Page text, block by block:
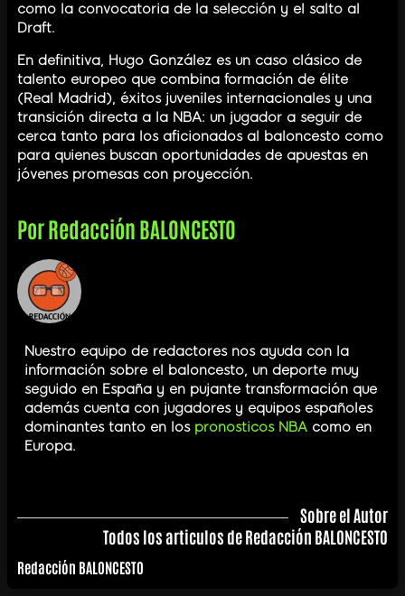
como la convocatoria de la selección y el salto al
Draft.
En definitiva, Hugo González es un caso clásico de
talento europeo que combina formación de élite
(Real Madrid), éxitos juveniles internacionales y una
transición directa a la NBA: un jugador a seguir de
cerca tanto para los aficionados al baloncesto como
para quienes buscan oportunidades de apuestas en
jóvenes promesas con proyección.
PorRedacción BALONCESTO
Nuestro equipo de redactores nos ayuda con la
información sobre el baloncesto, un deporte muy
seguido en España y en pujante transformación que
además cuenta con jugadores y equipos españoles
dominantes tanto en los pronosticos NBA como en
Europa.
Sobre el Autor
Todos los articulos de Redacción BALONCESTO
Redacción BALONCESTO